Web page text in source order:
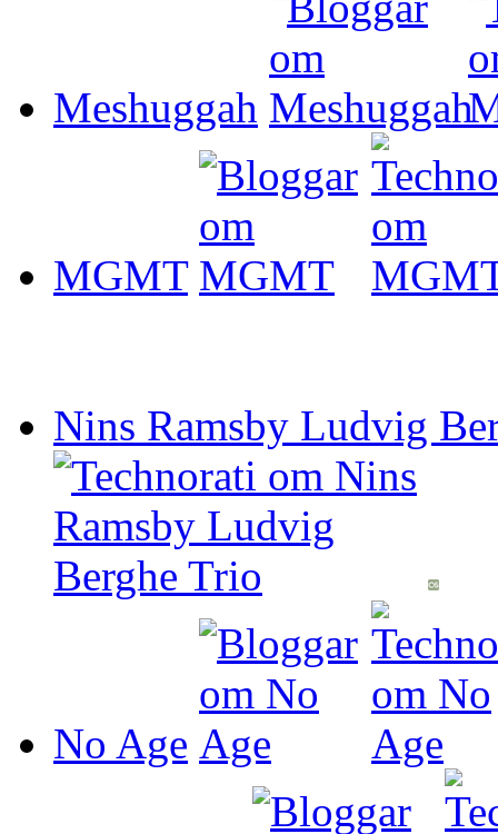
Meshuggah
MGMT
Nins Ramsby Ludvig
No Age